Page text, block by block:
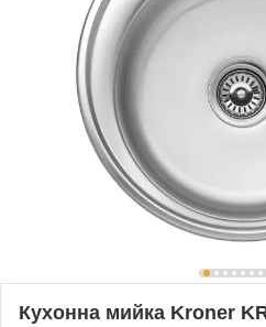
Кухонна мийка Kroner